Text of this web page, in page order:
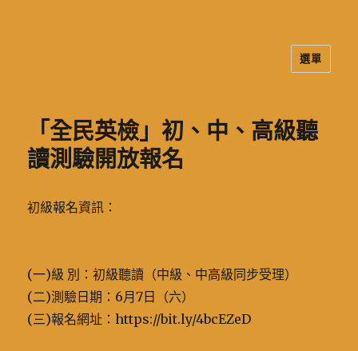
選單
「全民英檢」初、中、高級聽
讀測驗開放報名
初級報名資訊：
(一)級 別：初級聽讀（中級、中高級同步受理）
(二)測驗日期：6月7日（六）
(三)報名網址：https://bit.ly/4bcEZeD